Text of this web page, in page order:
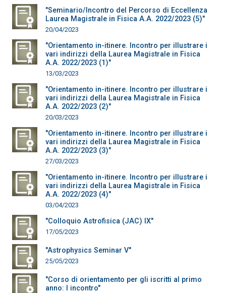
"Seminario/Incontro del Percorso di Eccellenza
Laurea Magistrale in Fisica A.A. 2022/2023 (5)"
20/04/2023
"Orientamento in-itinere. Incontro per illustrare i
vari indirizzi della Laurea Magistrale in Fisica
A.A. 2022/2023 (1)"
13/03/2023
"Orientamento in-itinere. Incontro per illustrare i
vari indirizzi della Laurea Magistrale in Fisica
A.A. 2022/2023 (2)"
20/03/2023
"Orientamento in-itinere. Incontro per illustrare i
vari indirizzi della Laurea Magistrale in Fisica
A.A. 2022/2023 (3)"
27/03/2023
"Orientamento in-itinere. Incontro per illustrare i
vari indirizzi della Laurea Magistrale in Fisica
A.A. 2022/2023 (4)"
03/04/2023
"Colloquio Astrofisica (JAC) IX"
17/05/2023
"Astrophysics Seminar V"
25/05/2023
"Corso di orientamento per gli iscritti al primo
anno: I incontro"